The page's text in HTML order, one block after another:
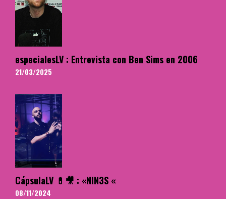
especialesLV : Entrevista con Ben Sims en 2006
21/03/2025
CápsulaLV 💊🎥 : «NIN3S «
08/11/2024